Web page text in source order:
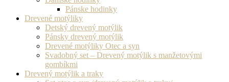
Pánske hodinky
Drevené motýliky
Detský drevený motýlik
Pánsky drevený motýlik
Drevené motýliky Otec a syn
Svadobný set – Drevený motýlik s manžetovými
gombíkmi
Drevený motýlik a traky